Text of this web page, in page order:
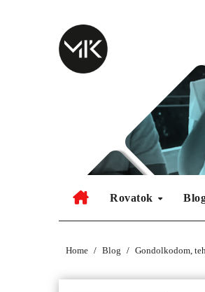
Rovatok
Home Blog Gondolkodom,